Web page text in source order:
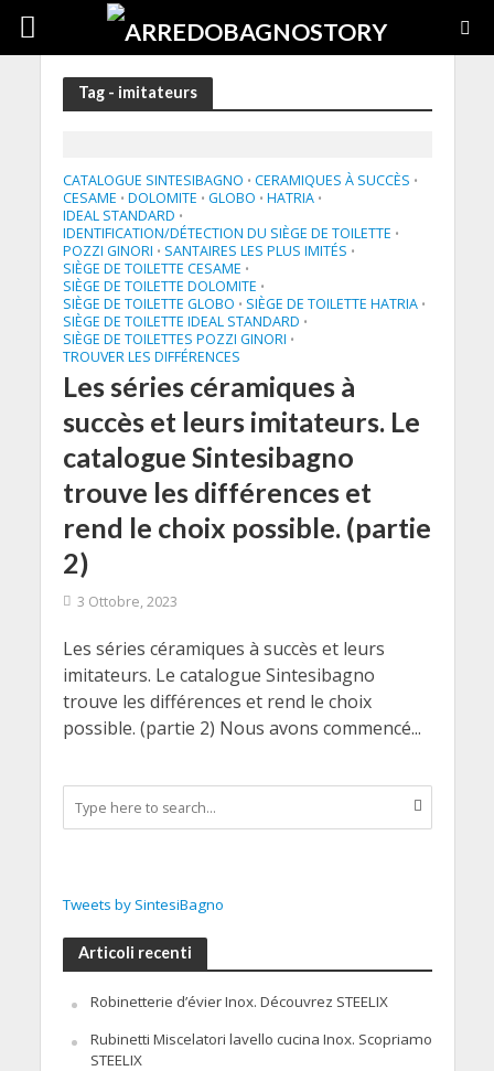
Tag - imitateurs
CATALOGUE SINTESIBAGNO • CERAMIQUES À SUCCÈS •
CESAME • DOLOMITE • GLOBO • HATRIA •
IDEAL STANDARD •
IDENTIFICATION/DÉTECTION DU SIÈGE DE TOILETTE •
POZZI GINORI • SANTAIRES LES PLUS IMITÉS •
SIÈGE DE TOILETTE CESAME •
SIÈGE DE TOILETTE DOLOMITE •
SIÈGE DE TOILETTE GLOBO • SIÈGE DE TOILETTE HATRIA •
SIÈGE DE TOILETTE IDEAL STANDARD •
SIÈGE DE TOILETTES POZZI GINORI •
TROUVER LES DIFFÉRENCES
Les séries céramiques à
succès et leurs imitateurs. Le
catalogue Sintesibagno
trouve les différences et
rend le choix possible. (partie
2)
3 Ottobre, 2023
Les séries céramiques à succès et leurs
imitateurs. Le catalogue Sintesibagno
trouve les différences et rend le choix
possible. (partie 2) Nous avons commencé...
Tweets by SintesiBagno
Articoli recenti
Robinetterie d’évier Inox. Découvrez STEELIX
Rubinetti Miscelatori lavello cucina Inox. Scopriamo
STEELIX